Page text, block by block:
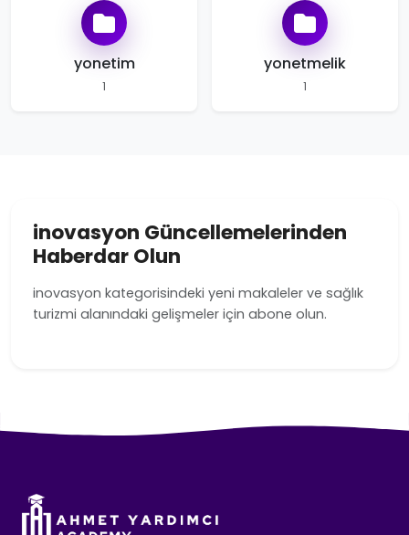
yonetim
1
yonetmelik
1
inovasyon Güncellemelerinden
Haberdar Olun
inovasyon kategorisindeki yeni makaleler ve sağlık
turizmi alanındaki gelişmeler için abone olun.